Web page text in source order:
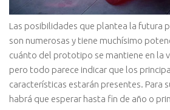
Las posibilidades que plantea la futura
son numerosas y tiene muchísimo
cuánto del prototipo se mantiene en la
pero todo parece indicar que los
características estarán presentes. Para
habrá que esperar hasta fin de año o